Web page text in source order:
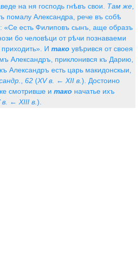
на ня господь гнѣвъ свои. Там же
помалу Александра, рече въ собѣ
«Се есть Филиповъ сынъ, аще образъ
бо человѣци от рѣчи познаваеми
И тако увѣрився от своея
Александръ, приклонився къ Дарию,
Александръ есть царь макидонскыи,
62 (XV в. ← XII в. ). Достоино
смотривше и тако начатье ихъ
в. ← XIII в. ).